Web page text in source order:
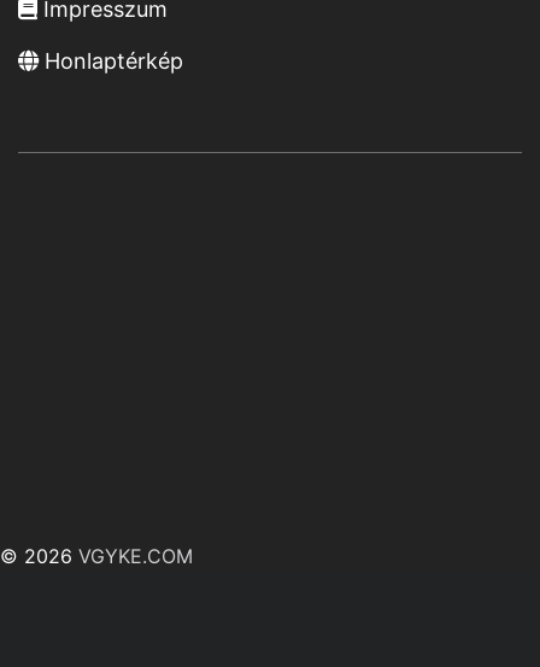
Impresszum
Honlaptérkép
© 2026 VGYKE.COM